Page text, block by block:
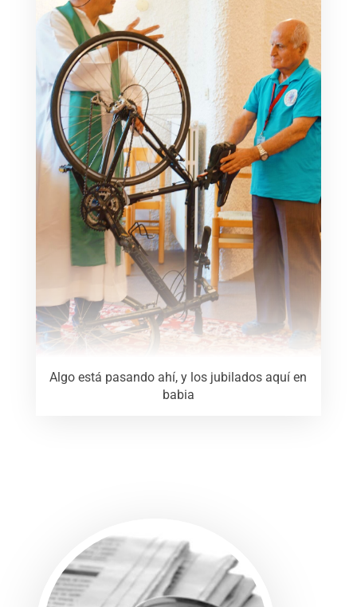
Algo está pasando ahí, y los jubilados aquí en
babia